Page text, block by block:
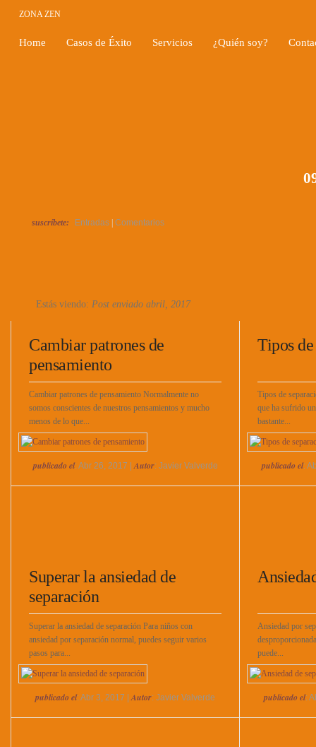
ZONA ZEN
Home Casos de Éxito Servicios ¿Quién soy?
suscríbete: Entradas Comentarios
Estás viendo: Post enviado abril, 2017
Cambiar patrones de
pensamiento
Cambiar patrones de pensamiento Normalmente no
somos conscientes de nuestros pensamientos y mucho
menos de lo que...
publicado el: Abr 26, 2017 |Autor: Javier Valverde
Tipos
Tipos de
que ha sufrido
bastante...
publicado el:
Superar la ansiedad de
separación
Superar la ansiedad de separación Para niños con
ansiedad por separación normal, puedes seguir varios
pasos para...
publicado el: Abr 3, 2017 |Autor: Javier Valverde
Ansiedad por
puede...
publicado el: